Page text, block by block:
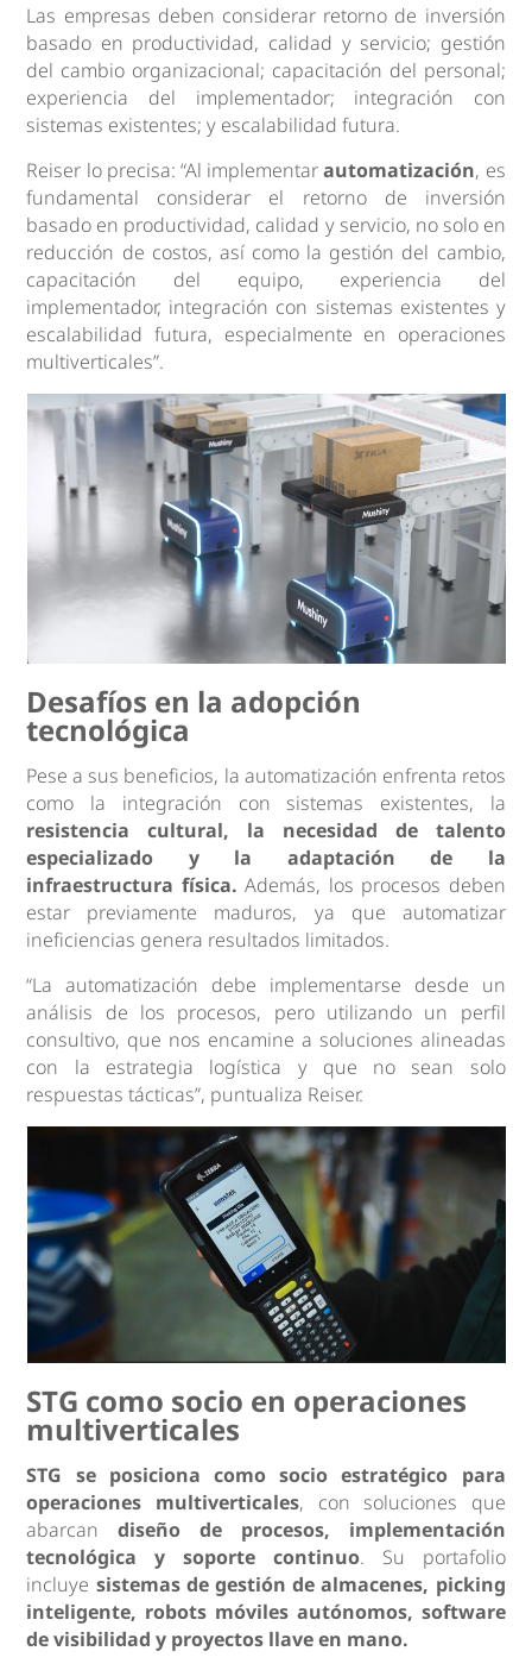
Las empresas deben considerar retorno de inversión
basado en productividad, calidad y servicio; gestión
del cambio organizacional; capacitación del personal;
experiencia del implementador; integración con
sistemas existentes; y escalabilidad futura.
Reiser lo precisa: “Al implementarautomatización, es
fundamental considerar el retorno de inversión
basado en productividad, calidad y servicio, no solo en
reducción de costos, así como la gestión del cambio,
capacitación del equipo, experiencia del
implementador, integración con sistemas existentes y
escalabilidad futura, especialmente en operaciones
multiverticales”.
Desafíos en la adopción
tecnológica
Pese a sus beneficios, la automatización enfrenta retos
como la integración con sistemas existentes, la
resistencia cultural, la necesidad de talento
especializado y la adaptación de la
infraestructura física. Además, los procesos deben
estar previamente maduros, ya que automatizar
ineficiencias genera resultados limitados.
“La automatización debe implementarse desde un
análisis de los procesos, pero utilizando un perfil
consultivo, que nos encamine a soluciones alineadas
con la estrategia logística y que no sean solo
respuestas tácticas”, puntualiza Reiser.
STG como socio en operaciones
multiverticales
STG se posiciona como socio estratégico para
operaciones multiverticales, con soluciones que
abarcandiseño de procesos, implementación
tecnológica y soporte continuo. Su portafolio
incluye sistemas de gestión de almacenes, picking
inteligente, robots móviles autónomos, software
de visibilidad y proyectos llave en mano.